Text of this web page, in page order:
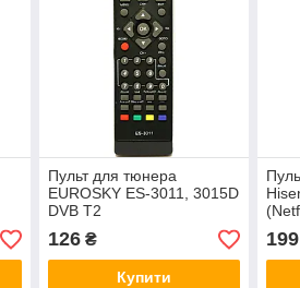
Пульт для тюнера
EUROSKY ES-3011, 3015D
DVB T2
126₴
Купити
199